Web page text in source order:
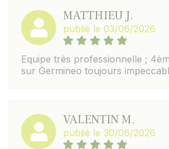
MATTHIEU J.
publié le 03/06/2026
Equipe très professionnelle ;
sur Germineo toujours
VALENTIN M.
publié le 30/06/2026